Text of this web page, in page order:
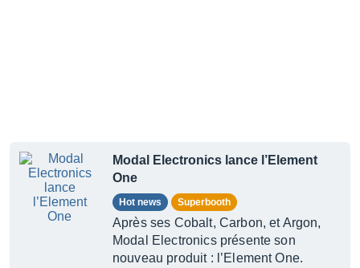
Modal Electronics lance l’Element
One
Hot news Superbooth
Après ses Cobalt, Carbon, et Argon,
Modal Electronics présente son
nouveau produit : l’Element One.